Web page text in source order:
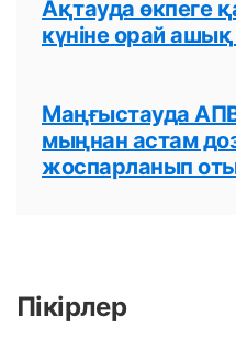
Ақтауда өкпеге
күніне орай ашық
Маңғыстауда
мыңнан астам
жоспарланып
Пікірлер